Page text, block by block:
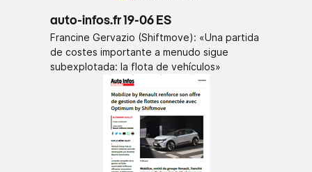
auto-infos.fr 19-06 ES
Francine Gervazio (Shiftmove): «Una partida
de costes importante a menudo sigue
subexplotada: la flota de vehículos»